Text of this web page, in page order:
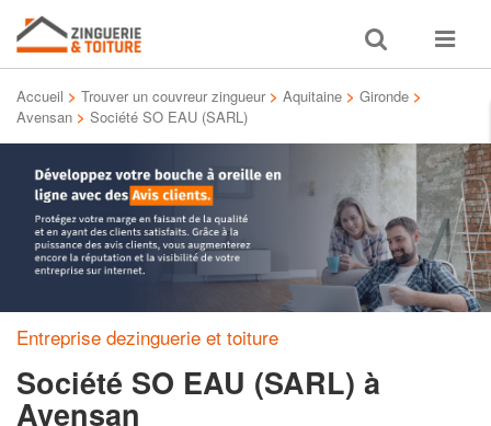
Toggle
search
Toggle
Accueil > Trouver un couvreur zingueur > Aquitaine > Gironde >
Avensan > Société SO EAU (SARL)
Entreprise dezinguerie et toiture
Société SO EAU (SARL) à
Avensan